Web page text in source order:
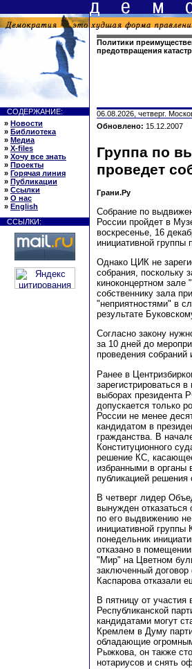
Политики
предотвращения
СОДЕРЖАНИЕ:
» Новости
» Библиотека
» Медиа
» X-files
» Хочу все знать
» Проекты
» Горячая линия
» Публикации
» Ссылки
» О нас
» English
ССЫЛКИ:
06.08.2026, четверг.
Обновлено: 15.12.2007
Группа по
проведет
Грани.Ру
Собрание по
России пройдет в
воскресенье, 16
инициативной группы
Однако ЦИК не
собрания, поскольку
киноконцертном зале
собственнику зала
"неприятностями" в
результате
Согласно закону
за 10 дней до
проведения собраний
Ранее в
зарегистрироваться
выборах президента
допускается только
России не менее
кандидатом в
гражданства. В
Конституционного
решение КС,
избранными в органы
публикацией решения
В четверг лидер
вынужден отказаться
по его выдвижению
инициативной группы
понедельник
отказано в
"Мир" на Цветном
заключенный договор
Каспарова отказали
В пятницу от
Республиканской
кандидатами могут
Кремлем в Думу
обладающие
Рыжкова, он также
нотариусов и снять